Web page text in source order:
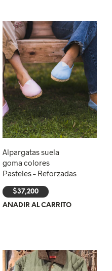
Alpargatas suela
goma colores
Pasteles – Reforzadas
$37,200
AÑADIR AL CARRITO